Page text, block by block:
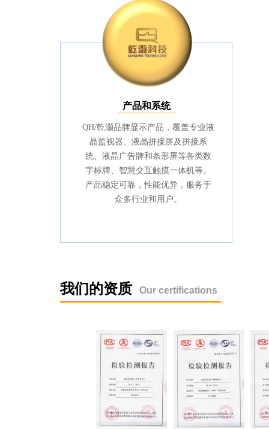
产品和系统
QH/乾灏品牌显示产品，覆盖专业液
晶监视器、液晶拼接屏及拼接系
统、液晶广告牌和条形屏等各类数
字标牌、智慧交互触摸一体机等。
产品稳定可靠，性能优异，服务于
众多行业和用户。
我们的资质 Our certifications